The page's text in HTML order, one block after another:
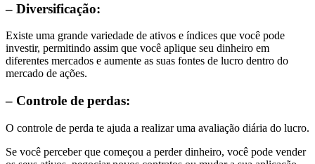
– Diversificação:
Existe uma grande variedade de ativos e índices que você pode
investir, permitindo assim que você aplique seu dinheiro em
diferentes mercados e aumente as suas fontes de lucro dentro do
mercado de ações.
– Controle de perdas:
O controle de perda te ajuda a realizar uma avaliação diária do lucro.
Se você perceber que começou a perder dinheiro, você pode vender